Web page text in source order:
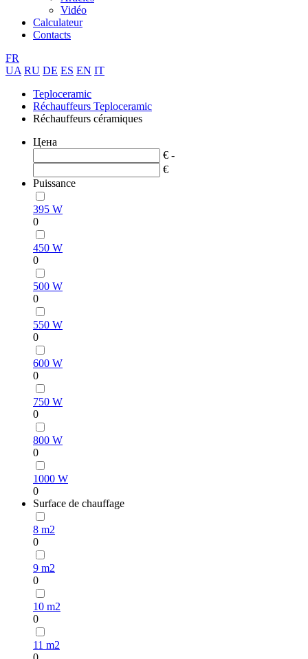
Vidéo
Calculateur
Contacts
FR
UA RU DE ES EN IT
Teploceramic
Réchauffeurs Teploceramic
Réchauffeurs céramiques
Цена
€ -
€
Puissance
395 W
0
450 W
0
500 W
0
550 W
0
600 W
0
750 W
0
800 W
0
1000 W
0
Surface de chauffage
8 m2
0
9 m2
0
10 m2
0
11 m2